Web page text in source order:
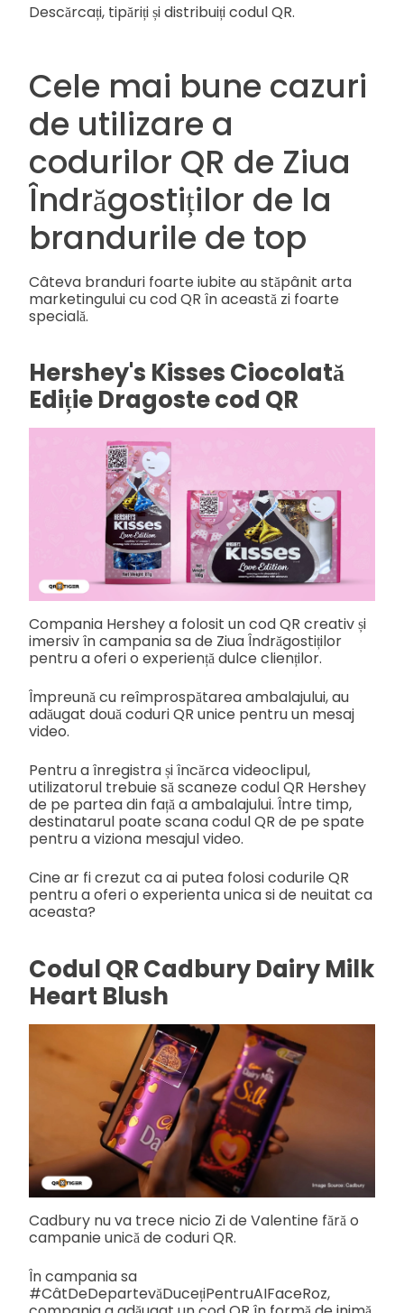
Descărcați, tipăriți și distribuiți codul QR.
Cele mai bune cazuri
de utilizare a
codurilor QR de Ziua
Îndrăgostiților de la
brandurile de top
Câteva branduri foarte iubite au stăpânit arta
marketingului cu cod QR în această zi foarte
specială.
Hershey's Kisses Ciocolată
Ediție Dragoste cod QR
Compania Hershey a folosit un cod QR creativ și
imersiv în campania sa de Ziua Îndrăgostiților
pentru a oferi o experiență dulce clienților.
Împreună cu reîmprospătarea ambalajului, au
adăugat două coduri QR unice pentru un mesaj
video.
Pentru a înregistra și încărca videoclipul,
utilizatorul trebuie să scaneze codul QR Hershey
de pe partea din față a ambalajului. Între timp,
destinatarul poate scana codul QR de pe spate
pentru a viziona mesajul video.
Cine ar fi crezut ca ai putea folosi codurile QR
pentru a oferi o experienta unica si de neuitat ca
aceasta?
Codul QR Cadbury Dairy Milk
Heart Blush
Cadbury nu va trece nicio Zi de Valentine fără o
campanie unică de coduri QR.
În campania sa
#CâtDeDepartevăDucețiPentruAIFaceRoz,